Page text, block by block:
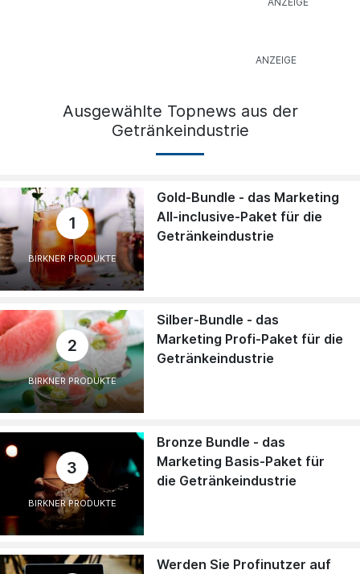
Ausgewählte Topnews aus der
Getränkeindustrie
1
BIRKNER PRODUKTE
Gold-Bundle - das Marketing
All-inclusive-Paket für die
Getränkeindustrie
2
BIRKNER PRODUKTE
Silber-Bundle - das
Marketing Profi-Paket für die
Getränkeindustrie
3
BIRKNER PRODUKTE
Bronze Bundle - das
Marketing Basis-Paket für
die Getränkeindustrie
Werden Sie Profinutzer auf